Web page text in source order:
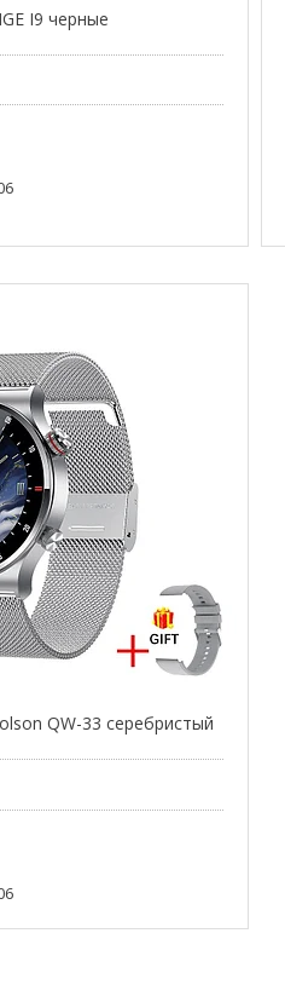
I9 черные
QW-33 серебристый